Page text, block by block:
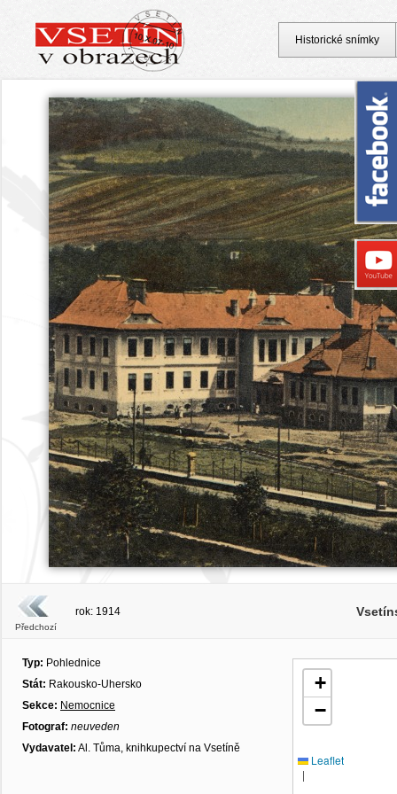
Předchozí
rok: 1914
Typ: Pohlednice
Stát: Rakousko-Uhersko
Sekce: Nemocnice
Fotograf: neuveden
Vydavatel: Al. Tůma, knihkupectví na Vsetíně
+
−
Leaflet
|
Historické snímky